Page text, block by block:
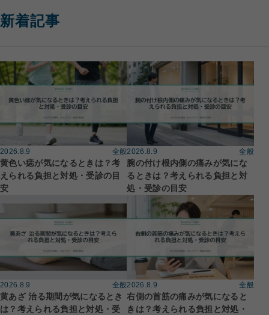
新着記事
2026.8.9 全般
黄色い痣が気になるときは？考
えられる負担と対処・受診の目
安
2026.8.9 全般
腕の付け根内側の痛みが気にな
るときは？考えられる負担と対
処・受診の目安
2026.8.9 全般
黄あざ 治る期間が気になるとき
は？考えられる負担と対処・受
2026.8.9 全般
右側の首筋の痛みが気になると
きは？考えられる負担と対処・